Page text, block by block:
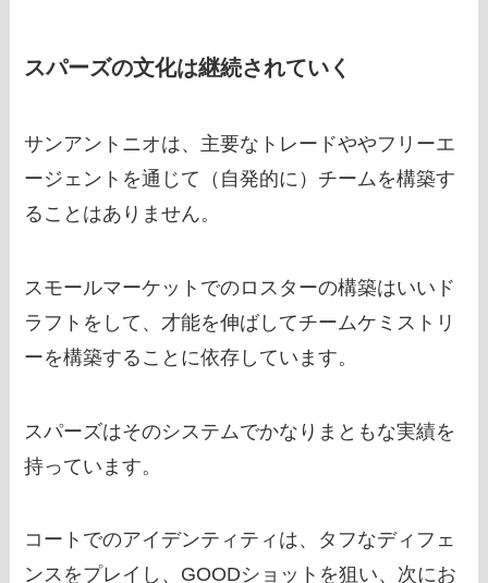
スパーズの文化は継続されていく
サンアントニオは、主要なトレードややフリーエ
ージェントを通じて（自発的に）チームを構築す
ることはありません。
スモールマーケットでのロスターの構築はいいド
ラフトをして、才能を伸ばしてチームケミストリ
ーを構築することに依存しています。
スパーズはそのシステムでかなりまともな実績を
持っています。
コートでのアイデンティティは、タフなディフェ
ンスをプレイし、GOODショットを狙い、次にお